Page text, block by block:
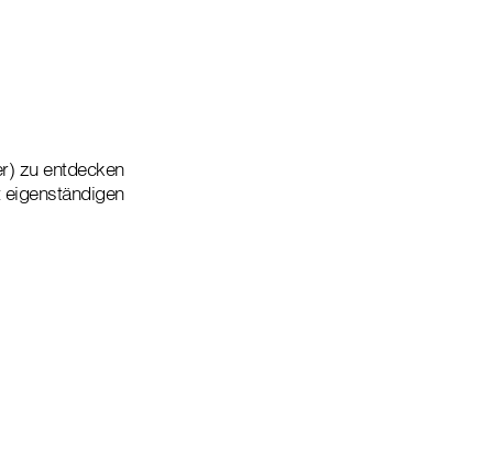
zu entdecken